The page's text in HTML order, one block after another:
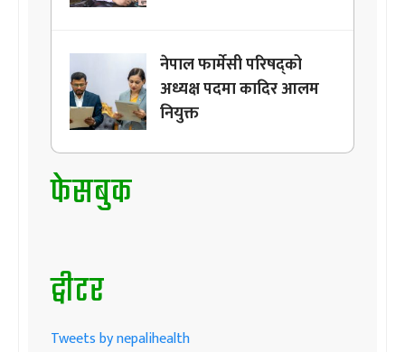
नेपाल फार्मेसी परिषद्को
अध्यक्ष पदमा कादिर आलम
नियुक्त
फेसबुक
ट्वीटर
Tweets by nepalihealth